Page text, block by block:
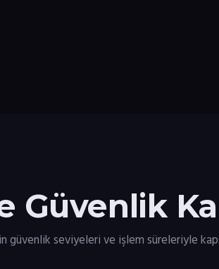
Güvenlik
seviyeleri ve işlem süreleriyle